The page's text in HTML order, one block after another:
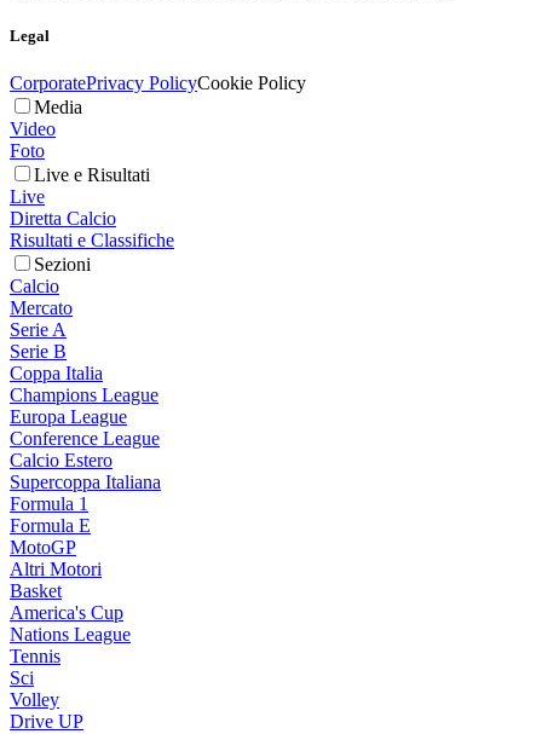
Legal
CorporatePrivacy PolicyCookie Policy
Media
Video
Foto
Live e Risultati
Live
Diretta Calcio
Risultati e Classifiche
Sezioni
Calcio
Mercato
Serie A
Serie B
Coppa Italia
Champions League
Europa League
Conference League
Calcio Estero
Supercoppa Italiana
Formula 1
Formula E
MotoGP
Altri Motori
Basket
America's Cup
Nations League
Tennis
Sci
Volley
Drive UP